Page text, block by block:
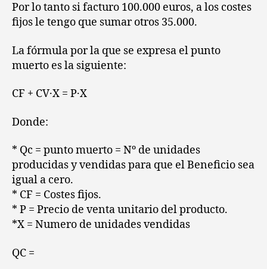
Por lo tanto si facturo 100.000 euros, a los costes
fijos le tengo que sumar otros 35.000.
La fórmula por la que se expresa el punto
muerto es la siguiente:
CF + CV·X = P·X
Donde:
* Qc = punto muerto = Nº de unidades
producidas y vendidas para que el Beneficio sea
igual a cero.
* CF = Costes fijos.
* P = Precio de venta unitario del producto.
*X = Numero de unidades vendidas
QC =